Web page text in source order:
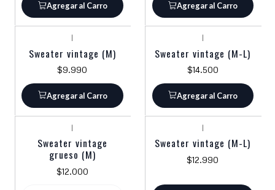
Agregar al Carro Agregar al Carro
|
Sweater vintage (M)
$9.990
Agregar al Carro
|
Sweater vintage (M-L)
$14.500
Agregar al Carro
|
Sweater vintage
grueso (M)
$12.000
|
Sweater vintage (M-L)
$12.990